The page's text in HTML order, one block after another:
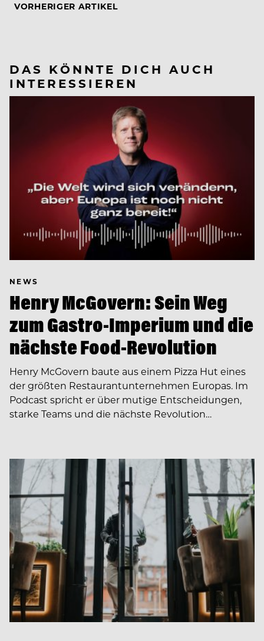
VORHERIGER ARTIKEL
DAS KÖNNTE DICH AUCH
INTERESSIEREN
NEWS
Henry McGovern: Sein Weg
zum Gastro-Imperium und die
nächste Food-Revolution
Henry McGovern baute aus einem Pizza Hut eines
der größten Restaurantunternehmen Europas. Im
Podcast spricht er über mutige Entscheidungen,
starke Teams und die nächste Revolution…